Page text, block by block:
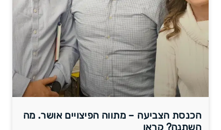
הכנסת הצביעה – מתווה הפיצויים אושר. מה
השתנה? קראו